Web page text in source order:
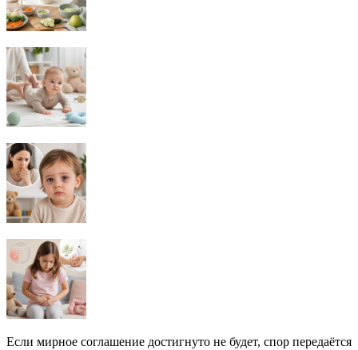
Если мирное соглашение достигнуто не будет, спор передаётся